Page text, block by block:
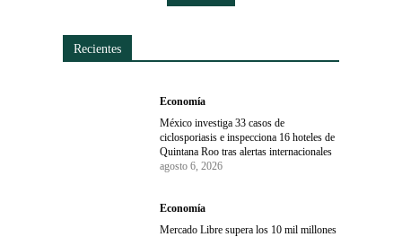
Recientes
Economía
México investiga 33 casos de
ciclosporiasis e inspecciona 16 hoteles de
Quintana Roo tras alertas internacionales
agosto 6, 2026
Economía
Mercado Libre supera los 10 mil millones